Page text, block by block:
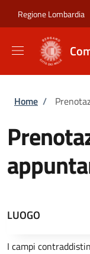
Regione Lombardia
Briciole
Home /
LUOGO
I campi